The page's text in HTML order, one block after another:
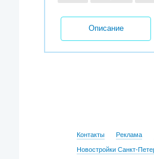
Описание
Контакты Реклама
Новостройки Санкт-